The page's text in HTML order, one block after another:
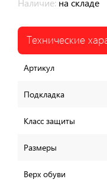
Наличие: на складе
Технические
Артикул
Подкладка
Класс защиты
Размеры
Верх обуви